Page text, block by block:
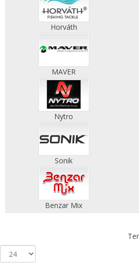
Horváth
MAVER
Nytro
Sonik
Benzar Mix